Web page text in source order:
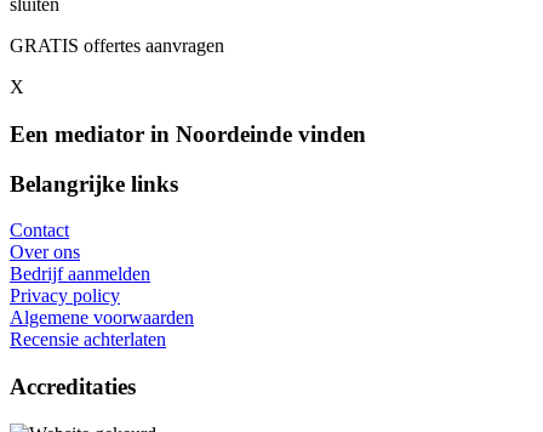
sluiten
GRATIS offertes aanvragen
X
Een mediator in Noordeinde vinden
Belangrijke links
Contact
Over ons
Bedrijf aanmelden
Privacy policy
Algemene voorwaarden
Recensie achterlaten
Accreditaties